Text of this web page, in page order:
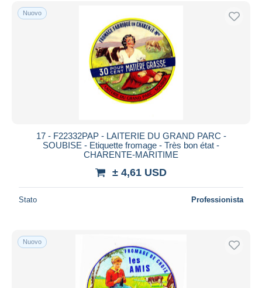
Spedizione gratuita
Metodi di pagamento
PayPal
Bonifico bancario
Mastercard
Maestro
Residenza del venditore
Tutto il mondo
Aggiorna
Nuovo
17 - F22332PAP - LAITERIE DU GRAND PARC -
SOUBISE - Etiquette fromage - Très bon état -
CHARENTE-MARITIME
± 4,61 USD
Stato Professionista
Nuovo